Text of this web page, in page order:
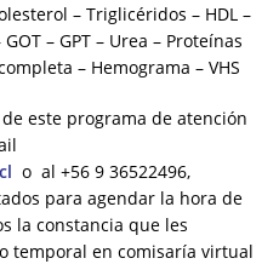
– Triglicéridos – HDL –
– GPT – Urea – Proteínas
– Hemograma – VHS
este programa de atención
o al +56 9 36522496,
para agendar la hora de
la constancia que les
temporal en comisaría virtual